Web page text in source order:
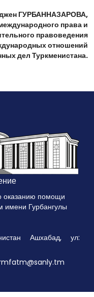
ГУРБАННАЗАРОВА,
права и
правоведения
отношений
дел Туркменистана.
оказанию помощи
имени Гурбангулы
Ашхабад, ул: